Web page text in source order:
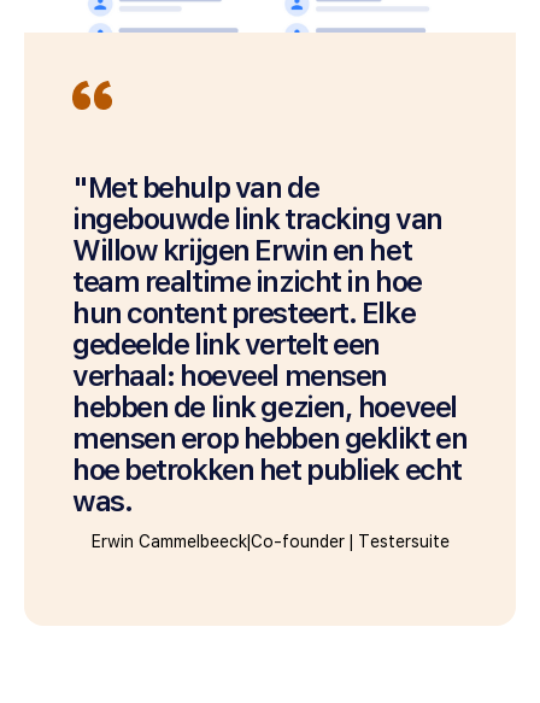
"Met behulp van de
ingebouwde link tracking van
Willow krijgen Erwin en het
team realtime inzicht in hoe
hun content presteert. Elke
gedeelde link vertelt een
verhaal: hoeveel mensen
hebben de link gezien, hoeveel
mensen erop hebben geklikt en
hoe betrokken het publiek echt
was.
Erwin Cammelbeeck|Co-founder| Testersuite